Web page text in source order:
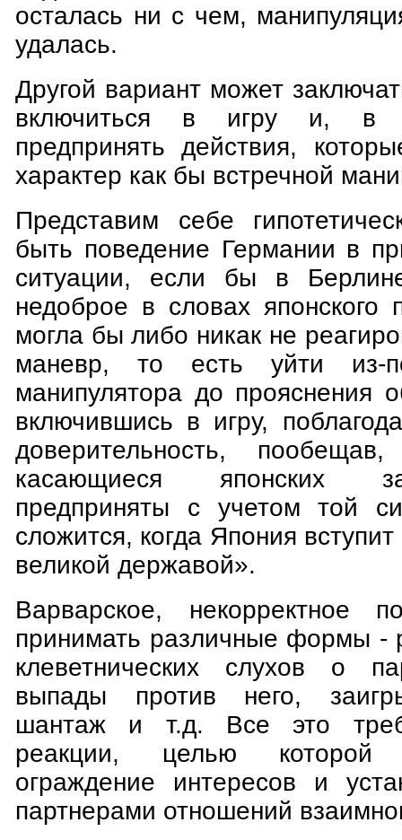
осталась ни с чем,
удалась.
Другой вариант может
включиться в игру и, в
предпринять действия,
характер как бы встречной
Представим себе
быть поведение Германии в
ситуации, если бы в
недоброе в словах японского
могла бы либо никак не
маневр, то есть уйти из-
манипулятора до прояснения
включившись в игру,
доверительность,
касающиеся японских
предприняты с учетом той
сложится, когда Япония
великой державой».
Варварское, некорректное
принимать различные формы -
клеветнических слухов о
выпады против него,
шантаж и т.д. Все это
реакции, целью
ограждение интересов и
партнерами отношений